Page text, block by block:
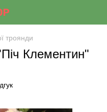
троянди
Клементин"